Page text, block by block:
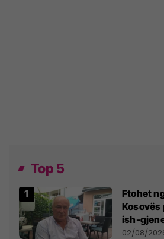
Top 5
Ftohet
Kosovës
ish-
dikush e
02/08/